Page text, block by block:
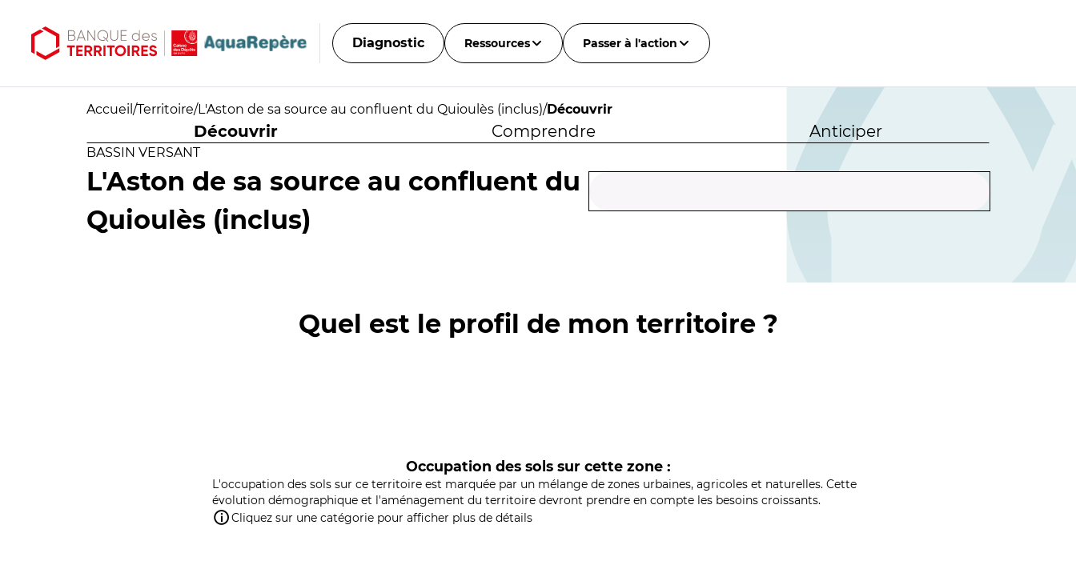
Diagnostic Ressources Passer à l'action
Accueil /Territoire/L'Aston de sa source au confluent du Quioulès (inclus)/Découvrir
Découvrir Comprendre Anticiper
BASSIN VERSANT
L'Aston de sa source au confluent du
Quioulès (inclus)
Quel est le profil de mon territoire ?
Occupation des sols sur cette zone :
L'occupation des sols sur ce territoire est marquée par un mélange de zones urbaines, agricoles et naturelles. Cette
évolution démographique et l'aménagement du territoire devront prendre en compte les besoins croissants.
Cliquez sur une catégorie pour afficher plus de détails